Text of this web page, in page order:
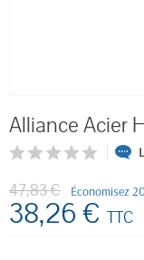
Alliance Acier
47,83 € Économisez
38,26 € TTC